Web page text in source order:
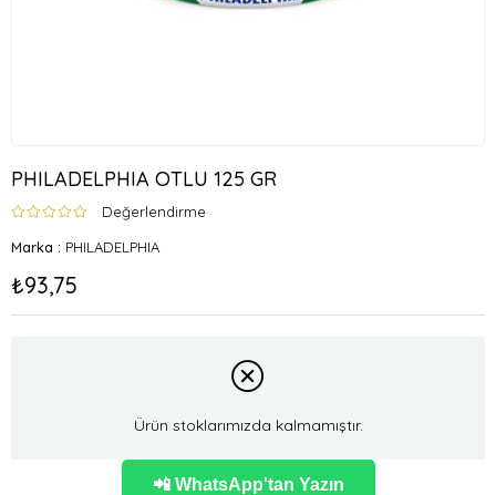
PHILADELPHIA OTLU 125 GR
Değerlendirme
Marka : PHILADELPHIA
₺93,75
Ürün stoklarımızda kalmamıştır.
📲 WhatsApp'tan Yazın